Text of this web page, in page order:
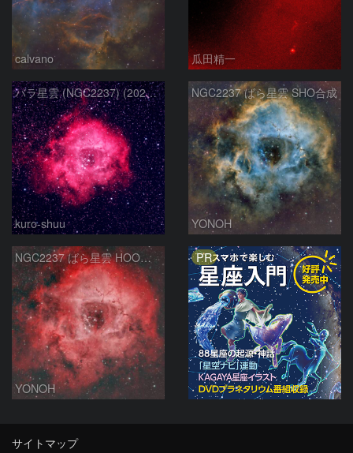
calvano 瓜田精一
バラ星雲 (NGC2237) (2026/02/15他2夜)
kuro-shuu
NGC2237 ばら星雲 SHO合成
YONOH
NGC2237 ばら星雲 HOO合成
YONOH
PR
サイトマップ